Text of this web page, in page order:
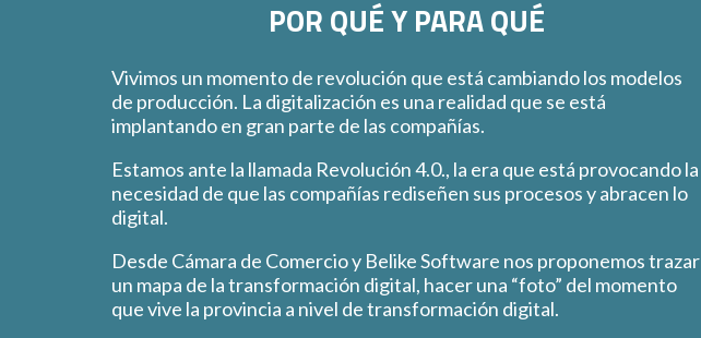
POR QUÉ Y PARA QUÉ
Vivimos un momento de revolución que está cambiando los modelos
de producción. La digitalización es una realidad que se está
implantando en gran parte de las compañías.
Estamos ante la llamada Revolución 4.0., la era que está provocando la
necesidad de que las compañías rediseñen sus procesos y abracen lo
digital.
Desde Cámara de Comercio y Belike Software nos proponemos trazar
un mapa de la transformación digital, hacer una “foto” del momento
que vive la provincia a nivel de transformación digital.